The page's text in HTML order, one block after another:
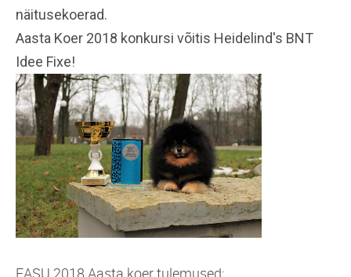
näitusekoerad.
Aasta Koer 2018 konkursi võitis Heidelind's BNT
Idee Fixe!
EASU 2018 Aasta koer tulemused: